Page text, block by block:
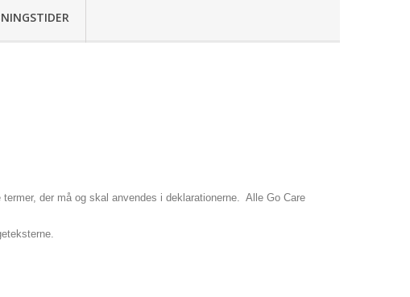
der må og skal anvendes i deklarationerne. Alle Go Care